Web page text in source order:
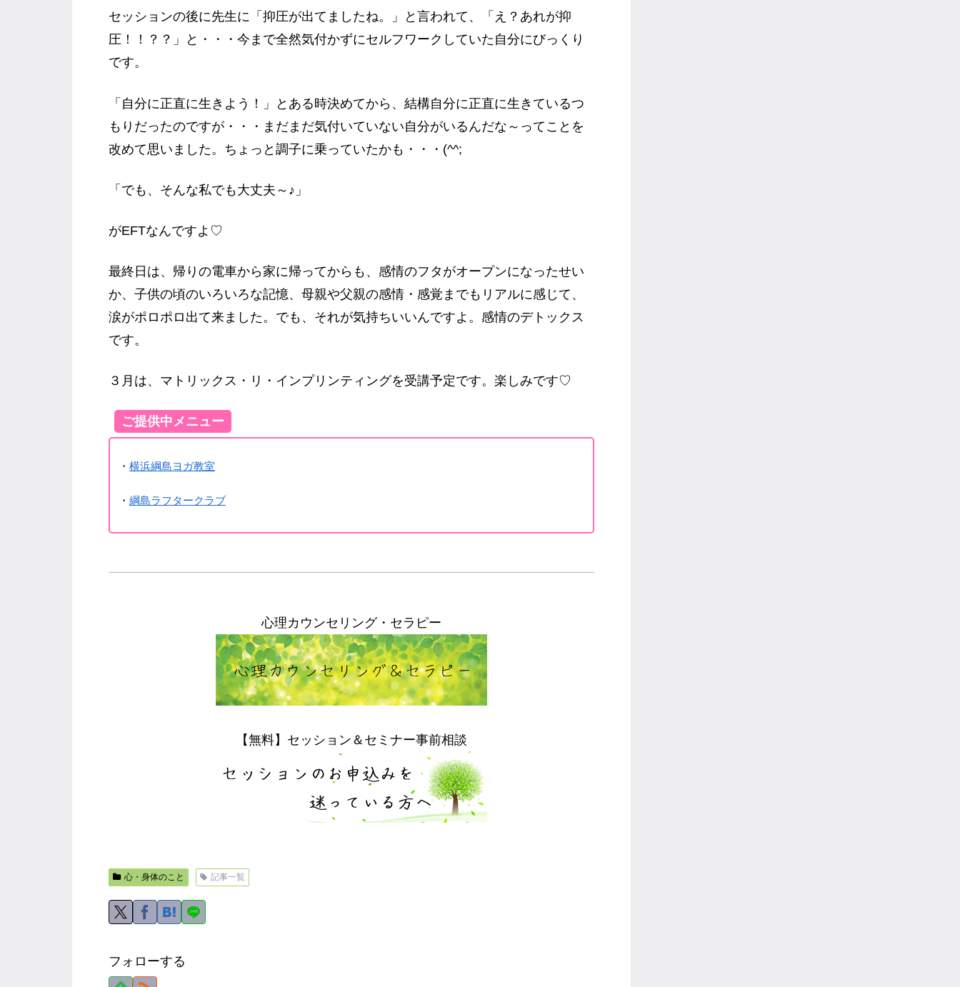
セッションの後に先生に「抑圧が出てましたね。」と言われて、「え？あれが抑
圧！！？？」と・・・今まで全然気付かずにセルフワークしていた自分にびっくり
です。
「自分に正直に生きよう！」とある時決めてから、結構自分に正直に生きているつ
もりだったのですが・・・まだまだ気付いていない自分がいるんだな～ってことを
改めて思いました。ちょっと調子に乗っていたかも・・・(^^;
「でも、そんな私でも大丈夫～♪」
がEFTなんですよ♡
最終日は、帰りの電車から家に帰ってからも、感情のフタがオープンになったせい
か、子供の頃のいろいろな記憶、母親や父親の感情・感覚までもリアルに感じて、
涙がポロポロ出て来ました。でも、それが気持ちいいんですよ。感情のデトックス
です。
３月は、マトリックス・リ・インプリンティングを受講予定です。楽しみです♡
ご提供中メニュー
・ 横浜綱島ヨガ教室
・ 綱島ラフタークラブ
心理カウンセリング・セラピー
【無料】セッション＆セミナー事前相談
心・身体のこと 記事一覧
フォローする